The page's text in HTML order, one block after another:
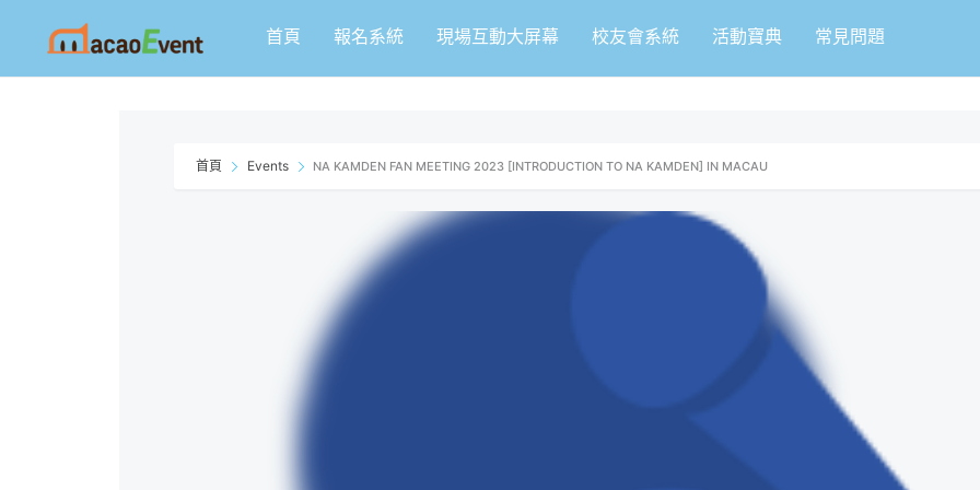
首頁 報名系統 現場互動大屏幕 校友會系統 活動寶典 常見問題
首頁 Events NA KAMDEN FAN MEETING 2023 [INTRODUCTION TO NA KAMDEN] IN MACAU